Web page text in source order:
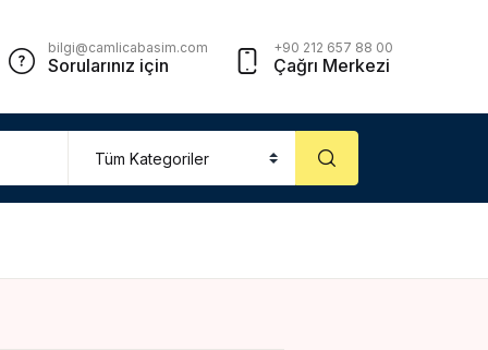
bilgi@camlicabasim.com
Sorularınız için
+90 212 657 88 00
Çağrı Merkezi
Close
Account